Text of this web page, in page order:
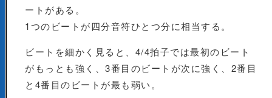
ートがある。
1つのビートが四分音符ひとつ分に相当する。
ビートを細かく見ると、4/4拍子では最初のビート
がもっとも強く、3番目のビートが次に強く、2番目
と4番目のビートが最も弱い。